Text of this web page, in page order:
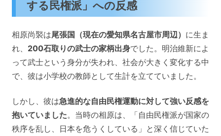
する民権派」への反感
相原尚褧は尾張国（現在の愛知県名古屋市周辺） に生ま
れ、 200石取りの武士の家柄出身でした。明治維新によ
って武士という身分が失われ、社会が大きく変化する中
で、彼は小学校の教師として生計を立てていました。
しかし、彼は急進的な自由民権運動に対して強い反感を
抱いていました。当時の相原は、「自由民権派が国家の
秩序を乱し、日本を危うくしている」と深く信じていた